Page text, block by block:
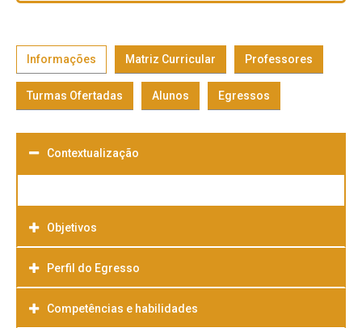
Informações Matriz Curricular Professores
Turmas Ofertadas Alunos Egressos
Contextualização
Objetivos
Objetivo Geral
O Curso de Geoprocessamento visa a formação de um
profissional de nível superior comprometido com o uso, a
Perfil do Egresso
Competências e habilidades